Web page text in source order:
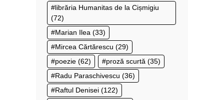
librăria Humanitas de la Cișmigiu
(72)
Marian Ilea (33)
Mircea Cărtărescu (29)
poezie (62) proză scurtă (35)
Radu Paraschivescu (36)
Raftul Denisei (122)